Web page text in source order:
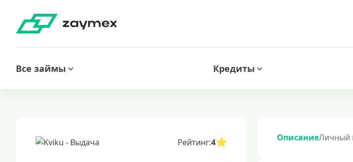
Все займы Кредиты
Рейтинг:4 ОписаниеЛичный